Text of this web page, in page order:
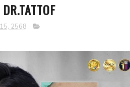
2568